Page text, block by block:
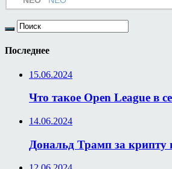
Последнее
15.06.2024
Что такое Open League в
14.06.2024
Дональд Трамп за